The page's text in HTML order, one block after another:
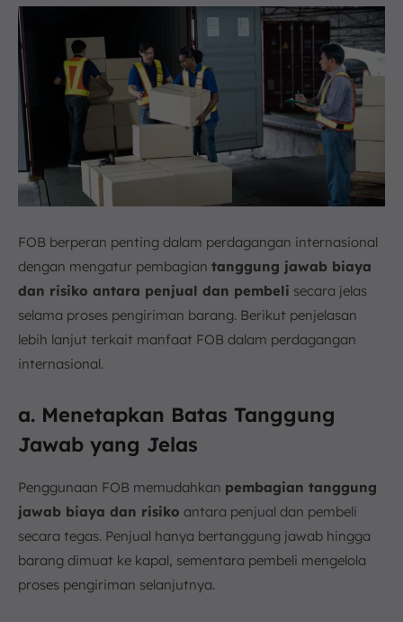
FOB berperan penting dalam perdagangan internasional
dengan mengatur pembagian tanggung jawab biaya
dan risiko antara penjual dan pembeli secara jelas
selama proses pengiriman barang. Berikut penjelasan
lebih lanjut terkait manfaat FOB dalam perdagangan
internasional.
a. Menetapkan Batas Tanggung
Jawab yang Jelas
Penggunaan FOB memudahkan pembagian tanggung
jawab biaya dan risiko antara penjual dan pembeli
secara tegas. Penjual hanya bertanggung jawab hingga
barang dimuat ke kapal, sementara pembeli mengelola
proses pengiriman selanjutnya.